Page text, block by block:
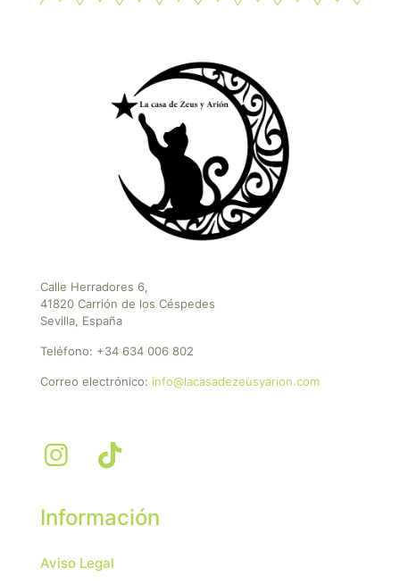
Calle Herradores 6,
41820 Carrión de los Céspedes
Sevilla, España
Teléfono: +34 634 006 802
Correo electrónico: info@lacasadezeusyarion.com
Información
Aviso Legal